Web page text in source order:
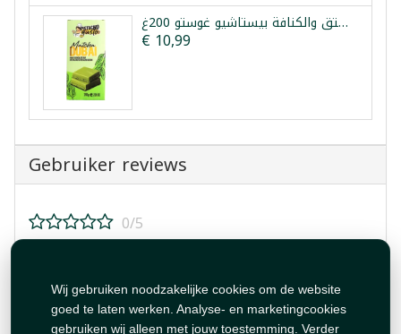
Wij gebruiken noodzakelijke cookies om de website
goed te laten werken. Analyse- en marketingcookies
gebruiken wij alleen met jouw toestemming. Verder
شوكولا دبي ماتشا بالفستق والكنافة بيستاشيو غوستو 200غ
€ 10,99
Gebruiker reviews
0/5